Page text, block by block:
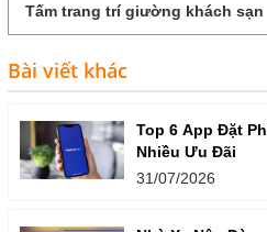
Tấm trang trí giường khách sạn
Bài viết khác
Top 6 App Đặt
Nhiều Ưu Đãi
31/07/2026